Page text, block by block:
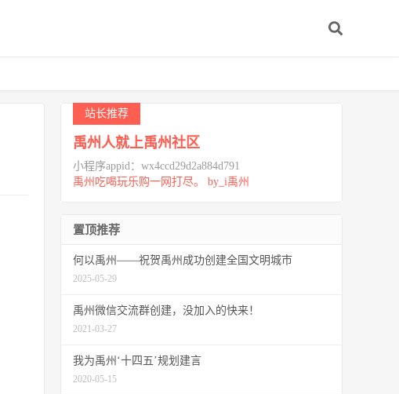
站长推荐
禹州人就上禹州社区
小程序appid：wx4ccd29d2a884d791
禹州吃喝玩乐购一网打尽。 by_i禹州
置顶推荐
何以禹州——祝贺禹州成功创建全国文明城市
2025-05-29
禹州微信交流群创建，没加入的快来！
2021-03-27
我为禹州‘十四五’规划建言
2020-05-15